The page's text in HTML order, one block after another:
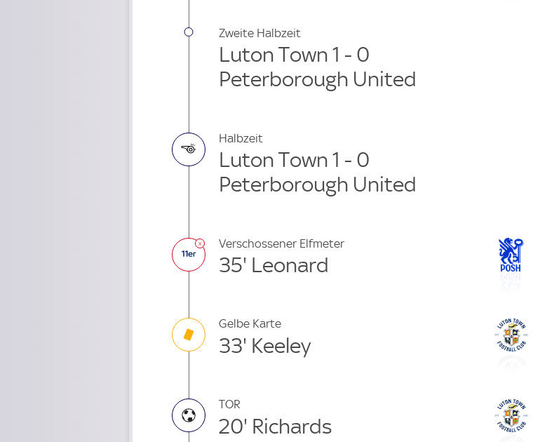
Zweite Halbzeit
Luton Town 1 - 0
Peterborough United
Halbzeit
Luton Town 1 - 0
Peterborough United
Verschossener Elfmeter
35' Leonard
Gelbe Karte
33' Keeley
TOR
20' Richards